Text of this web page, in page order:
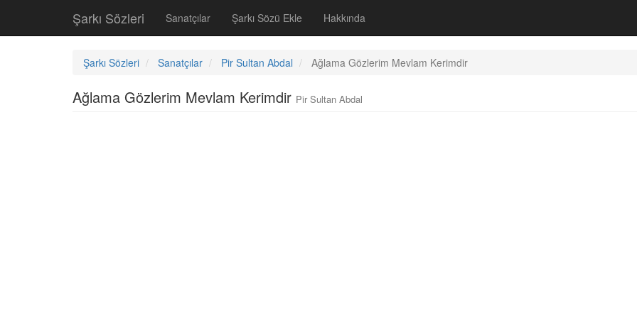
Şarkı Sözleri Sanatçılar Şarkı Sözü Ekle Hakkında
Şarkı Sözleri Sanatçılar Pir Sultan Abdal Ağlama Gözlerim Mevlam Kerimdir
Ağlama Gözlerim Mevlam Kerimdir Pir Sultan Abdal